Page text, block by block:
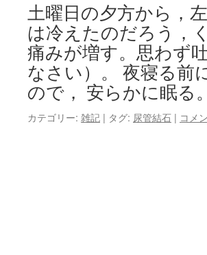
土曜日の夕方から，
は冷えたのだろう，
痛みが増す。思わず
なさい）。 夜寝る前
ので， 安らかに眠る
カテゴリー: 雑記 | タグ: 尿管結石 | コメ